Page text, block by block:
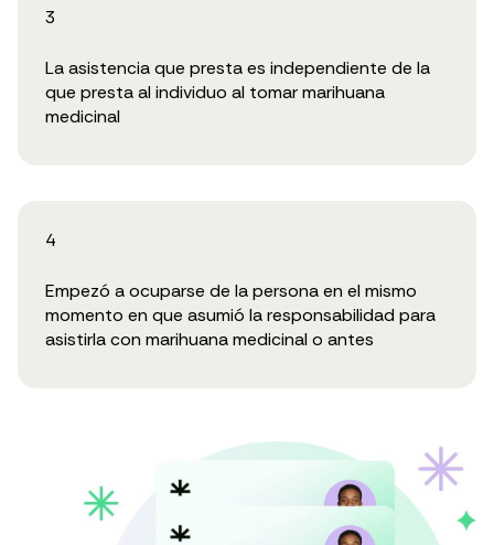
3
La asistencia que presta es independiente de la
que presta al individuo al tomar marihuana
medicinal
4
Empezó a ocuparse de la persona en el mismo
momento en que asumió la responsabilidad para
asistirla con marihuana medicinal o antes